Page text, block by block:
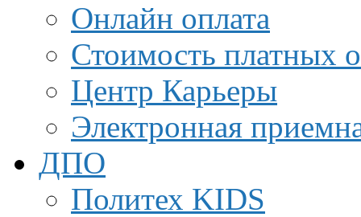
Онлайн оплата
Стоимость платных
Центр Карьеры
Электронная
ДПО
Политех KIDS